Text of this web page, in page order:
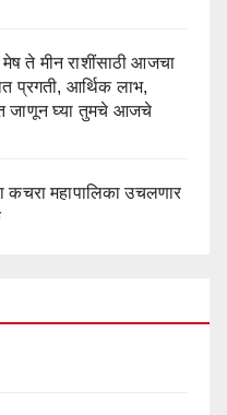
ते मीन राशींसाठी आजचा
प्रगती, आर्थिक लाभ,
जाणून घ्या तुमचे आजचे
महापालिका उचलणार